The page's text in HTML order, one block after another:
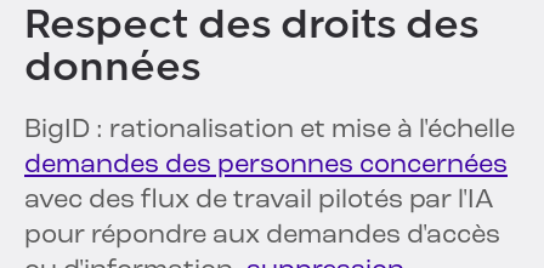
Respect des droits des
données
BigID : rationalisation et mise à l'échelle
demandes des personnes concernées
avec des flux de travail pilotés par l'IA
pour répondre aux demandes d'accès